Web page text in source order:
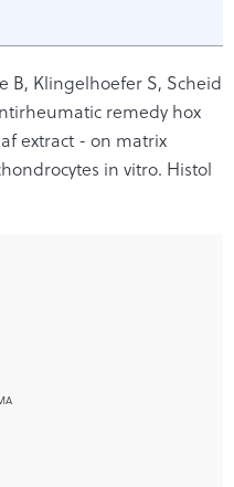
B, Klingelhoefer S, Scheid
remedy hox
extract - on matrix
in vitro. Histol